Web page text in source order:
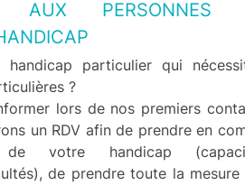
AUX PERSONNES
handicap particulier qui
?
lors de nos premiers
un RDV afin de prendre en
votre handicap
de prendre toute la mesure